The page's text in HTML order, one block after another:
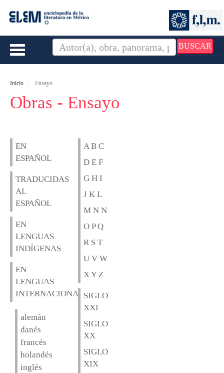
BUSCAR
Toggle
Inicio Ensayo
Obras - Ensayo
EN
ESPAÑOL
TRADUCIDAS
AL
ESPAÑOL
EN
LENGUAS
INDÍGENAS
EN
LENGUAS
INTERNACIONALES
alemán
danés
francés
holandés
inglés
A B C
D E F
G H I
J K L
M N N
O P Q
R S T
U V W
X Y Z
SIGLO
XXI
SIGLO
XX
SIGLO
XIX